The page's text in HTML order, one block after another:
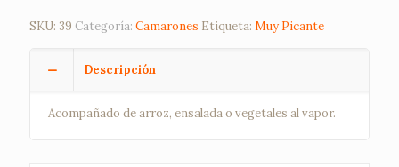
SKU: 39 Categoría: Camarones Etiqueta: Muy Picante
Descripción
Acompañado de arroz, ensalada o vegetales al vapor.